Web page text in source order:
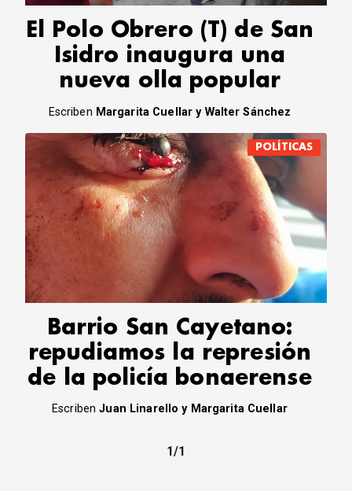
El Polo Obrero (T) de San
Isidro inaugura una
nueva olla popular
Escriben Margarita Cuellar y Walter Sánchez
POLÍTICAS
Barrio San Cayetano:
repudiamos la represión
de la policía bonaerense
EscribenJuan Linarello y Margarita Cuellar
1/1